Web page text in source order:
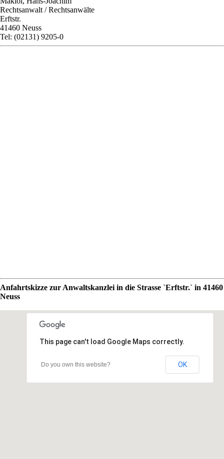
Rechtsanwalt / Rechtsanwälte
Erftstr.
41460 Neuss
Tel: (02131) 9205-0
Anfahrtskizze zur Anwaltskanzlei in die Strasse `Erftstr.` in 41460
Neuss
This page can't load Google Maps correctly.
Do you own this website? OK